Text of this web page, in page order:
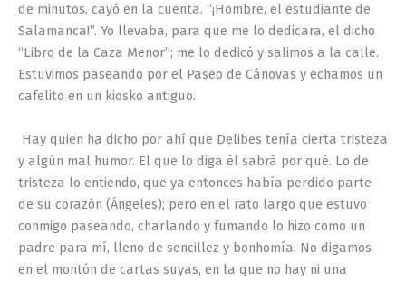
de minutos, cayó en la cuenta. “¡Hombre, el estudiante de
Salamanca!”. Yo llevaba, para que me lo dedicara, el dicho
“Libro de la Caza Menor”; me lo dedicó y salimos a la calle.
Estuvimos paseando por el Paseo de Cánovas y echamos un
cafelito en un kiosko antiguo.
Hay quien ha dicho por ahí que Delibes tenía cierta tristeza
y algún mal humor. El que lo diga él sabrá por qué. Lo de
tristeza lo entiendo, que ya entonces había perdido parte
de su corazón (Ángeles); pero en el rato largo que estuvo
conmigo paseando, charlando y fumando lo hizo como un
padre para mí, lleno de sencillez y bonhomía. No digamos
en el montón de cartas suyas, en la que no hay ni una